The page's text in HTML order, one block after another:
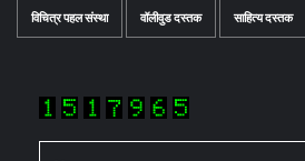
विचित्र पहल संस्था वॉलीवुड दस्तक साहित्य दस्तक